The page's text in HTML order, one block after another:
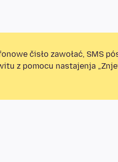
čisło zawołać, SMS
z pomocu nastajenja